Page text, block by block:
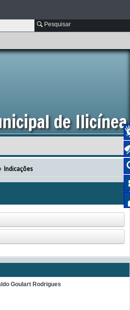
Pesquisar
de Ilicínea
Indicações
Goulart Rodrigues